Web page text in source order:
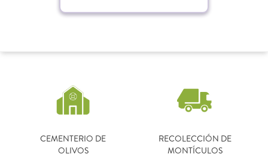
CEMENTERIO DE
OLIVOS
RECOLECCIÓN DE
MONTÍCULOS